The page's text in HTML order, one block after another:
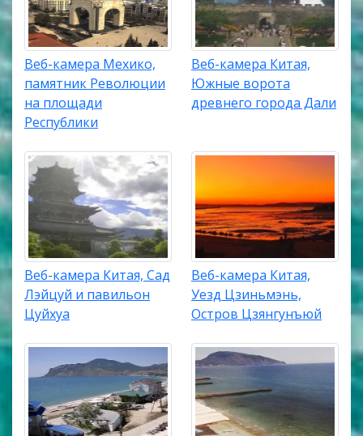
Веб-камера Мехико,
памятник Революции
на площади
Республики
Веб-камера Китая,
Южные ворота
древнего города Дали
Веб-камера Китая, Сад
Лэйцуй и павильон
Цуйхуа
Веб-камера Китая,
Уезд Цзиньмэнь,
Остров Цзянгунъюй